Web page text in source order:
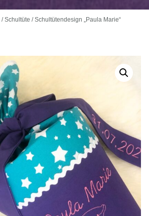
/Schultüte / Schultütendesign „Paula Marie“